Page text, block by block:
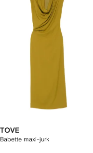
TOVE
Babette maxi-jurk